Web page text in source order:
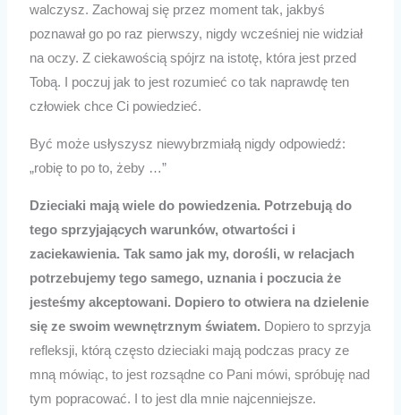
walczysz. Zachowaj się przez moment tak, jakbyś
poznawał go po raz pierwszy, nigdy wcześniej nie widział
na oczy. Z ciekawością spójrz na istotę, która jest przed
Tobą. I poczuj jak to jest rozumieć co tak naprawdę ten
człowiek chce Ci powiedzieć.
Być może usłyszysz niewybrzmiałą nigdy odpowiedź:
„robię to po to, żeby …”
Dzieciaki mają wiele do powiedzenia. Potrzebują do
tego sprzyjających warunków, otwartości i
zaciekawienia. Tak samo jak my, dorośli, w relacjach
potrzebujemy tego samego, uznania i poczucia że
jesteśmy akceptowani. Dopiero to otwiera na dzielenie
się ze swoim wewnętrznym światem. Dopiero to sprzyja
refleksji, którą często dzieciaki mają podczas pracy ze
mną mówiąc, to jest rozsądne co Pani mówi, spróbuję nad
tym popracować. I to jest dla mnie najcenniejsze.